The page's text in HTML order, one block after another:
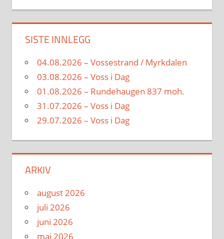
SISTE INNLEGG
04.08.2026 – Vossestrand / Myrkdalen
03.08.2026 – Voss i Dag
01.08.2026 – Rundehaugen 837 moh.
31.07.2026 – Voss i Dag
29.07.2026 – Voss i Dag
ARKIV
august 2026
juli 2026
juni 2026
mai 2026